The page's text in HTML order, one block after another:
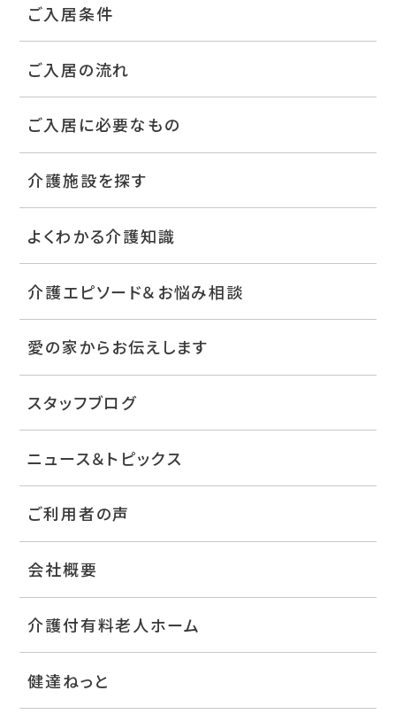
ご入居条件
ご入居の流れ
ご入居に必要なもの
介護施設を探す
よくわかる介護知識
介護エピソード＆お悩み相談
愛の家からお伝えします
スタッフブログ
ニュース＆トピックス
ご利用者の声
会社概要
介護付有料老人ホーム
健達ねっと